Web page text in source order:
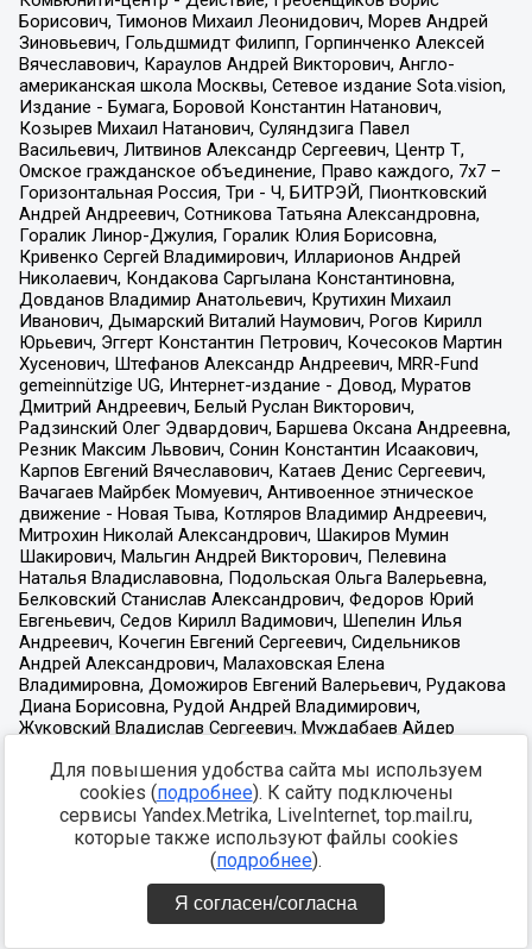
Для повышения удобства сайта мы используем
cookies (подробнее). К сайту подключены
сервисы Yandex.Metrika, LiveInternet, top.mail.ru,
которые также используют файлы cookies
(подробнее).
Я согласен/согласна